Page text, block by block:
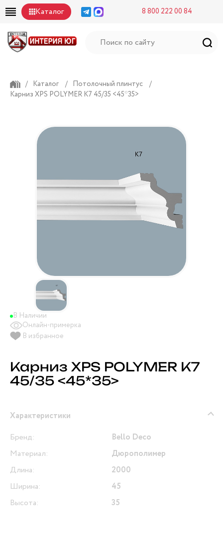
Каталог 8 800 222 00 84
/ Каталог / Потолочный плинтус
/
Карниз XPS POLYMER К7 45/35 <45*35>
В Наличии
Онлайн-примерка
В избранное
Карниз XPS POLYMER К7
45/35 <45*35>
Характеристики
Бренд:
Bello Deco
Материал:
Дюрополимер
Длина:
2000
Ширина:
45
Высота:
35